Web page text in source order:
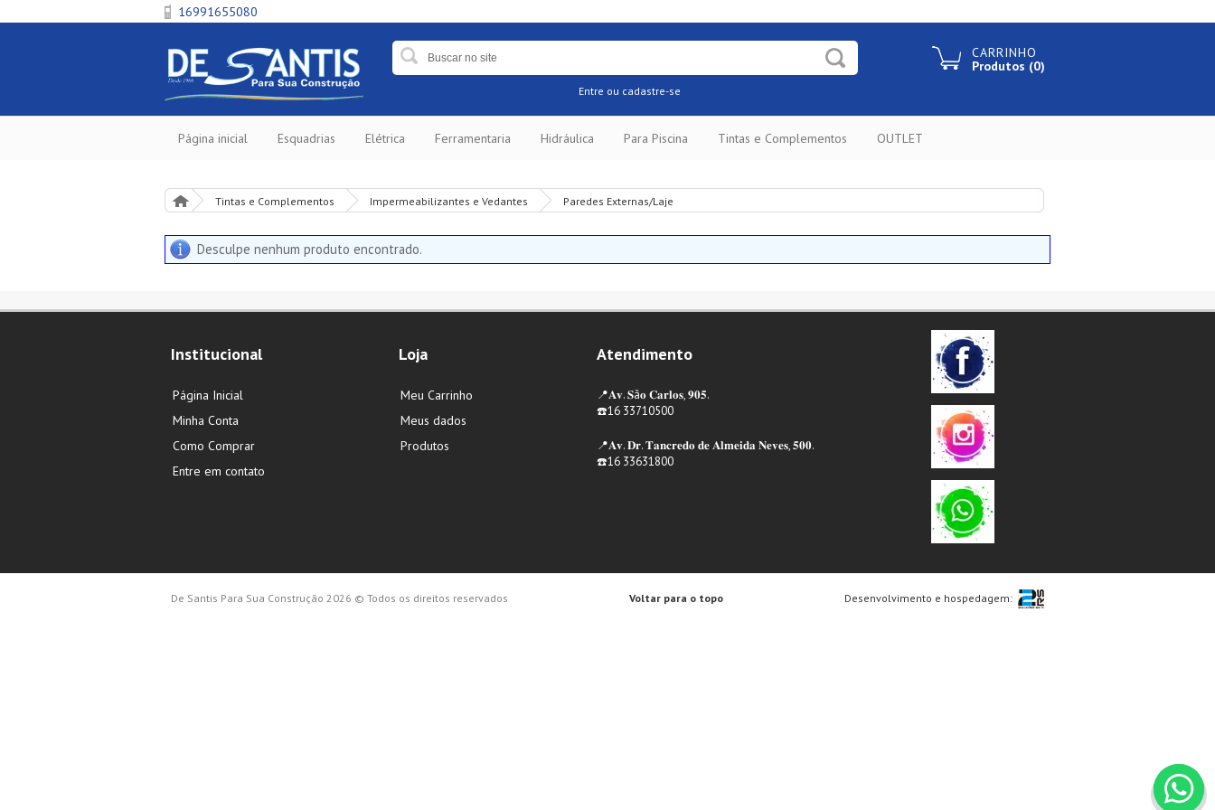
16991655080
Entre ou cadastre-se
CARRINHO
Produtos (0)
Página inicial Esquadrias Elétrica Ferramentaria Hidráulica Para Piscina Tintas e Complementos OUTLET
Tintas e Complementos Impermeabilizantes e Vedantes Paredes Externas/Laje
Desculpe nenhum produto encontrado.
Institucional
Página Inicial
Minha Conta
Como Comprar
Entre em contato
Loja
Meu Carrinho
Meus dados
Produtos
Atendimento
📍𝐀𝐯. 𝐒ã𝐨 𝐂𝐚𝐫𝐥𝐨𝐬, 𝟗𝟎𝟓.
☎️16 33710500
📍𝐀𝐯. 𝐃𝐫. 𝐓𝐚𝐧𝐜𝐫𝐞𝐝𝐨 𝐝𝐞 𝐀𝐥𝐦𝐞𝐢𝐝𝐚 𝐍𝐞𝐯𝐞𝐬, 𝟓𝟎𝟎.
☎️16 33631800
De Santis Para Sua Construção 2026 © Todos os direitos reservados Desenvolvimento e hospedagem:
Voltar para o topo